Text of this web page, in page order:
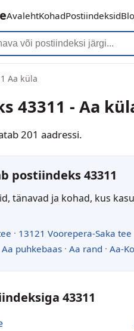
AvalehtKohadPostiindeksid
Aa küla
43311 - Aa
201 aadressi.
postiindeks 43311
tänavad ja kohad, kus
· 13121 Voorepera-Saka tee
Aa puhkebaas · Aa rand · Aa-
43311